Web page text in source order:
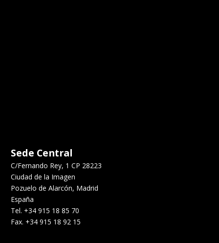
Sede Central
C/Fernando Rey, 1 CP 28223
Ciudad de la Imagen
Pozuelo de Alarcón, Madrid
España
Tel. +34 915 18 85 70
Fax. +34 915 18 92 15